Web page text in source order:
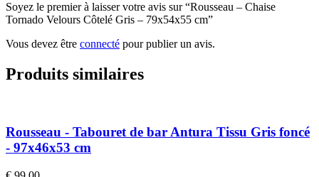
Soyez le premier à laisser votre avis sur “Rousseau – Chaise
Tornado Velours Côtelé Gris – 79x54x55 cm”
Vous devez être connecté pour publier un avis.
Produits similaires
Rousseau - Tabouret de bar Antura Tissu Gris foncé
- 97x46x53 cm